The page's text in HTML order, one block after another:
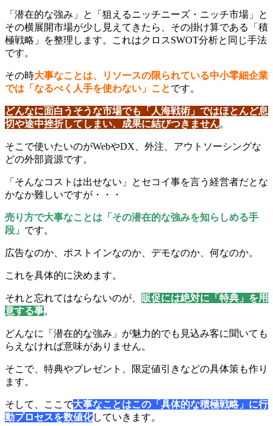
「潜在的な強み」と「狙えるニッチニーズ・ニッチ市場」と
その横展開市場が少し見えてきたら、その掛け算である「積
極戦略」を整理します。これはクロスSWOT分析と同じ手法
です。
その時大事なことは、リソースの限られている中小零細企業
では「なるべく人手を使わない」ことです。
どんなに面白うそうな市場でも「人海戦術」ではほとんど息
切や途中挫折してしまい、成果に結びつきません。
そこで使いたいのがWebやDX、外注、アウトソーシングな
どの外部資源です。
「そんなコストは出せない」とセコイ事を言う経営者だとな
かなか難しいですが・・・
売り方で大事なことは「その潜在的な強みを知らしめる手
段」 です。
広告なのか、ポストインなのか、デモなのか、何なのか。
これを具体的に決めます。
それと忘れてはならないのが、 販促には絶対に「特典」を用
意する事。
どんなに「潜在的な強み」が魅力的でも見込み客に聞いても
らえなければ意味がありません。
そこで、特典やプレゼント、限定値引きなどの具体策も作り
ます。
そして、ここで大事なことはこの「具体的な積極戦略」に行
動プロセスを数値化していきます。